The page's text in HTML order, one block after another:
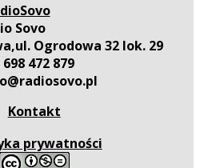
Sovo
Ogrodowa 32 lok. 29
472 879
Kontakt
prywatności